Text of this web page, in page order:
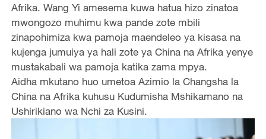
Afrika. Wang Yi amesema kuwa hatua hizo zinatoa
mwongozo muhimu kwa pande zote mbili
zinapohimiza kwa pamoja maendeleo ya kisasa na
kujenga jumuiya ya hali zote ya China na Afrika yenye
mustakabali wa pamoja katika zama mpya.
Aidha mkutano huo umetoa Azimio la Changsha la
China na Afrika kuhusu Kudumisha Mshikamano na
Ushirikiano wa Nchi za Kusini.